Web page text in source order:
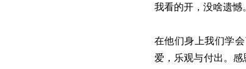
我看的开，没啥遗憾
在他们身上我们学
爱，乐观与付出。